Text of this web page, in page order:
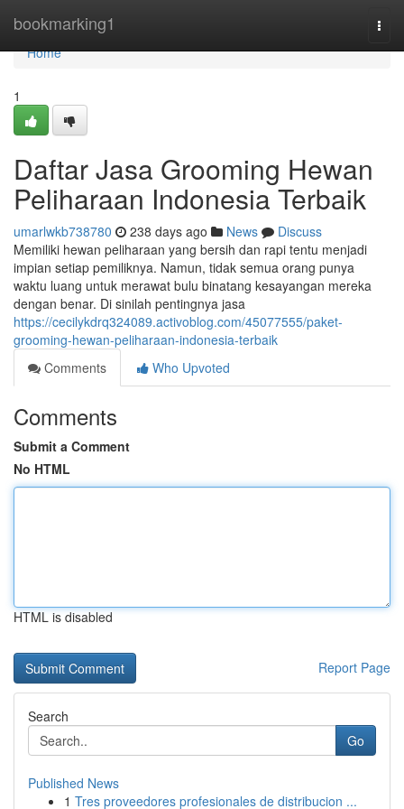
bookmarking1
Home
Home
1
Daftar Jasa Grooming Hewan
Peliharaan Indonesia Terbaik
umarlwkb738780 238 days ago News
Discuss
Memiliki hewan peliharaan yang bersih dan rapi tentu menjadi
impian setiap pemiliknya. Namun, tidak semua orang punya
waktu luang untuk merawat bulu binatang kesayangan mereka
dengan benar. Di sinilah pentingnya jasa
https://cecilykdrq324089.activoblog.com/45077555/paket-
grooming-hewan-peliharaan-indonesia-terbaik
Comments
Who Upvoted
Comments
Submit a Comment
No HTML
HTML is disabled
Report Page
Search
Go
Published News
1 Tres proveedores profesionales de distribucion ...